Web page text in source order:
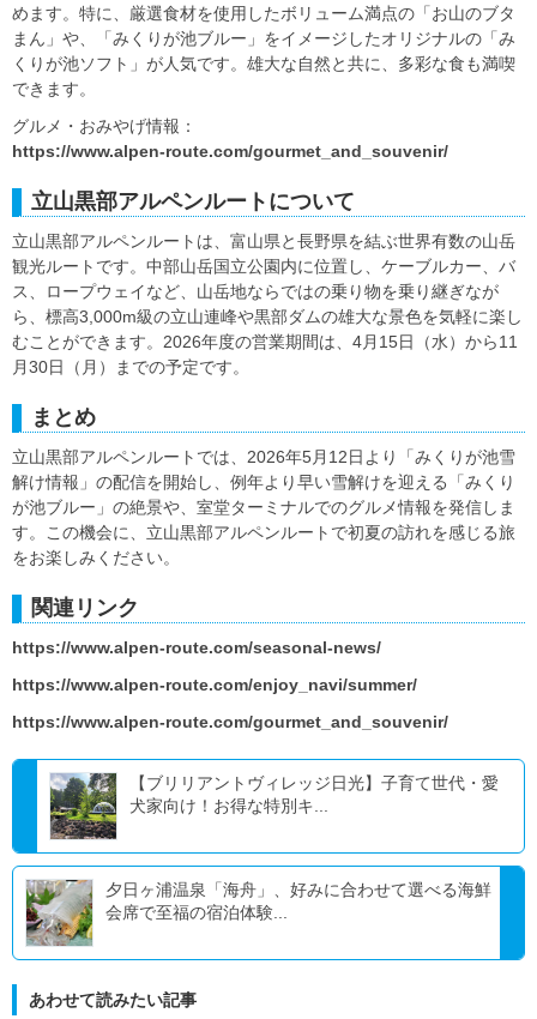
めます。特に、厳選食材を使用したボリューム満点の「お山のブタ
まん」や、「みくりが池ブルー」をイメージしたオリジナルの「み
くりが池ソフト」が人気です。雄大な自然と共に、多彩な食も満喫
できます。
グルメ・おみやげ情報：
https://www.alpen-route.com/gourmet_and_souvenir/
立山黒部アルペンルートについて
立山黒部アルペンルートは、富山県と長野県を結ぶ世界有数の山岳
観光ルートです。中部山岳国立公園内に位置し、ケーブルカー、バ
ス、ロープウェイなど、山岳地ならではの乗り物を乗り継ぎなが
ら、標高3,000m級の立山連峰や黒部ダムの雄大な景色を気軽に楽し
むことができます。2026年度の営業期間は、4月15日（水）から11
月30日（月）までの予定です。
まとめ
立山黒部アルペンルートでは、2026年5月12日より「みくりが池雪
解け情報」の配信を開始し、例年より早い雪解けを迎える「みくり
が池ブルー」の絶景や、室堂ターミナルでのグルメ情報を発信しま
す。この機会に、立山黒部アルペンルートで初夏の訪れを感じる旅
をお楽しみください。
関連リンク
https://www.alpen-route.com/seasonal-news/
https://www.alpen-route.com/enjoy_navi/summer/
https://www.alpen-route.com/gourmet_and_souvenir/
【ブリリアントヴィレッジ日光】子育て世代・愛
犬家向け！お得な特別キ...
夕日ヶ浦温泉「海舟」、好みに合わせて選べる海鮮
会席で至福の宿泊体験...
あわせて読みたい記事